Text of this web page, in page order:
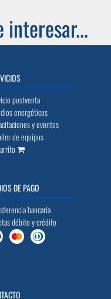
interesar...
postventa
energéticos
y eventos
de equipos
DE PAGO
bancaria
débito y crédito